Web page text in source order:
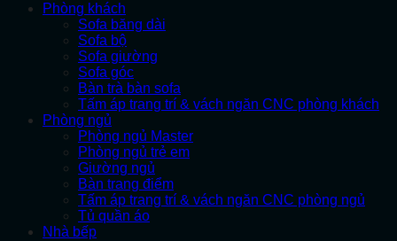
Phòng khách
Sofa băng dài
Sofa bộ
Sofa giường
Sofa góc
Bàn trà bàn sofa
Tấm áp trang trí & vách ngăn CNC phòng khách
Phòng ngủ
Phòng ngủ Master
Phòng ngủ trẻ em
Giường ngủ
Bàn trang điểm
Tấm áp trang trí & vách ngăn CNC phòng ngủ
Tủ quần áo
Nhà bếp